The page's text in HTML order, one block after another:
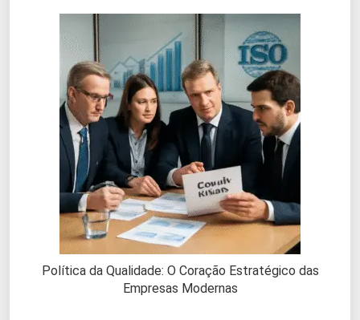
Política da Qualidade: O Coração Estratégico das
Empresas Modernas